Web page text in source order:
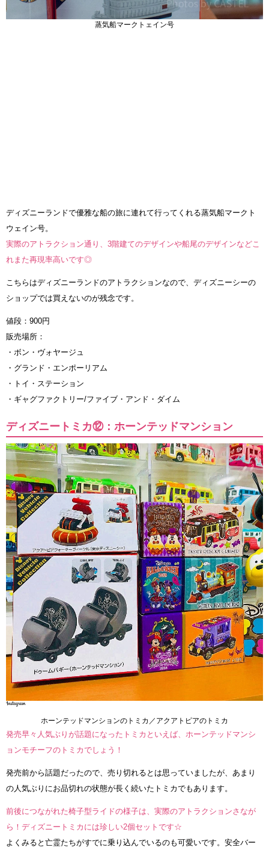
蒸気船マークトェイン号
ディズニーランドで優雅な船の旅に連れて行ってくれる蒸気船マークト
ウェイン号。
実際のアトラクション通り、3階建てのデザインや船尾のデザインなどこ
れまた再現率高いです◎
こちらはディズニーランドのアトラクションなので、ディズニーシーの
ショップでは買えないのが残念です。
値段：900円
販売場所：
・ボン・ヴォヤージュ
・グランド・エンポーリアム
・トイ・ステーション
・ギャグファクトリー/ファイブ・アンド・ダイム
ディズニートミカ⑫：ホーンテッドマンション
ホーンテッドマンションのトミカ／アクアトピアのトミカ
発売早々人気ぶりが話題になったトミカといえば、ホーンテッドマンシ
ョンモチーフのトミカでしょう！
発売前から話題だったので、売り切れるとは思っていましたが、あまり
の人気ぶりにお品切れの状態が長く続いたトミカでもあります。
前後につながれた椅子型ライドの様子は、実際のアトラクションさなが
ら！ディズニートミカには珍しい2個セットです☆
よくみると亡霊たちがすでに乗り込んでいるのも可愛いです。安全バー